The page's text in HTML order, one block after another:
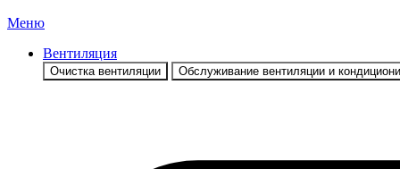
Меню
Вентиляция
Очистка вентиляции Обслуживание вентиляции и